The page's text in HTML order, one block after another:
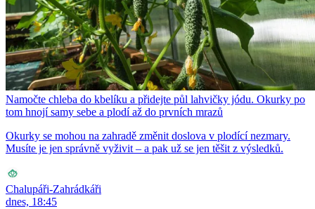
Namočte chleba do kbelíku a přidejte půl lahvičky jódu. Okurky po
tom hnojí samy sebe a plodí až do prvních mrazů
Okurky se mohou na zahradě změnit doslova v plodící nezmary.
Musíte je jen správně vyživit – a pak už se jen těšit z výsledků.
Chalupáři-Zahrádkáři
dnes, 18:45